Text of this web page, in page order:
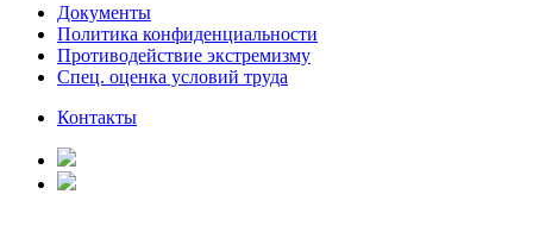
Документы
Политика конфиденциальности
Противодействие экстремизму
Спец. оценка условий труда
Контакты